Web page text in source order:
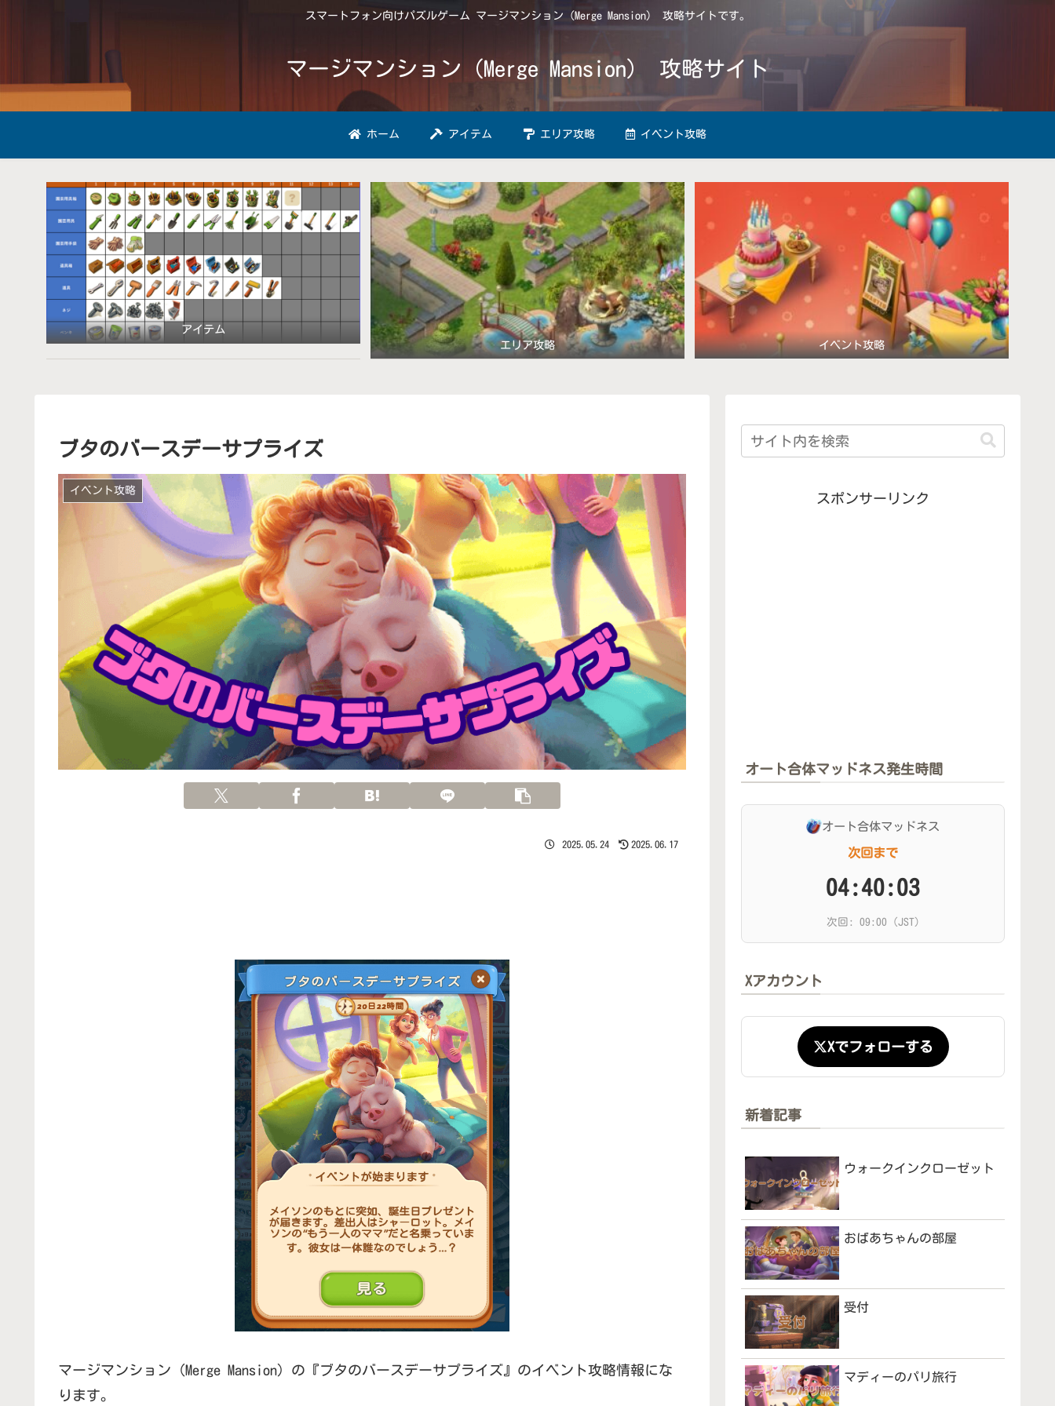
スマートフォン向けパズルゲーム マージマンション（Merge Mansion） 攻略サイトです。
マージマンション（Merge Mansion） 攻略サイト
ホーム アイテム エリア攻略 イベント攻略
アイテム
エリア攻略
イベント攻略
ブタのバースデーサプライズ
イベント攻略
2025.05.24 2025.06.17
マージマンション（Merge Mansion）の『ブタのバースデーサプライズ』のイベント攻略情報にな
ります。
スポンサーリンク
オート合体マッドネス発生時間
オート合体マッドネス
次回まで
04:40:01
次回: 09:00 (JST)
Xアカウント
Xでフォローする
新着記事
ウォークインクローゼット
おばあちゃんの部屋
受付
マディーのパリ旅行